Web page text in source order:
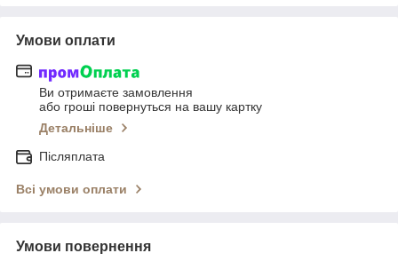
Умови оплати
Ви отримаєте замовлення
або гроші повернуться на вашу картку
Детальніше
Післяплата
Всі умови оплати
Умови повернення